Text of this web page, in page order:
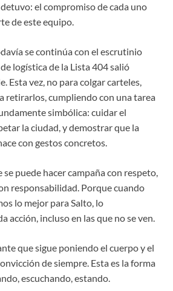
el compromiso de cada uno
de este equipo.
se continúa con el escrutinio
logística de la Lista 404 salió
Esta vez, no para colgar carteles,
retirarlos, cumpliendo con una tarea
simbólica: cuidar el
la ciudad, y demostrar que la
con gestos concretos.
se puede hacer campaña con respeto,
responsabilidad. Porque cuando
lo mejor para Salto, lo
acción, incluso en las que no se ven.
que sigue poniendo el cuerpo y el
de siempre. Esta es la forma
escuchando, estando.